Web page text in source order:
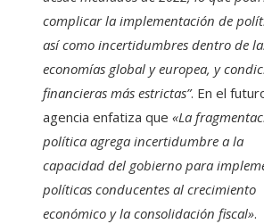
complicar la implementación de
así como incertidumbres dentro de
economías global y europea, y
financieras más estrictas”. En el
agencia enfatiza que «La
política agrega incertidumbre a la
capacidad del gobierno para
políticas conducentes al crecimiento
económico y la consolidación fiscal».